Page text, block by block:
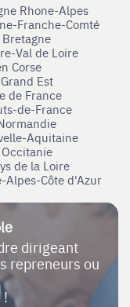
Rhone-Alpes
Franche-Comté
Val de Loire
Corse
Est
de France
de-France
Aquitaine
de la Loire
Alpes-Côte d'Azur
dirigeant
repreneurs ou
!